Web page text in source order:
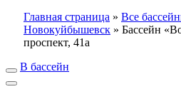
Главная страница » Все
Новокуйбышевск » Бассейн
проспект, 41а
В бассейн